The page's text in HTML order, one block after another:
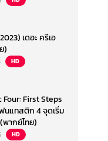
เดอะ ครีเอ
)
HD
First Steps
นแทสติก 4 จุดเริ่ม
ากย์ไทย)
HD